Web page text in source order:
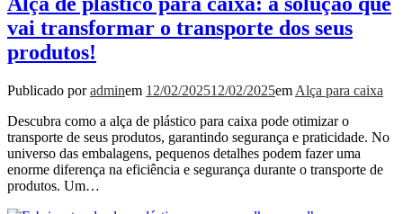
vai transformar o transporte dos seus
produtos!
Publicado poradminem 12/02/202512/02/2025em Alça para caixa
Descubra como a alça de plástico para caixa pode otimizar o
transporte de seus produtos, garantindo segurança e praticidade. No
universo das embalagens, pequenos detalhes podem fazer uma
enorme diferença na eficiência e segurança durante o transporte de
produtos. Um…